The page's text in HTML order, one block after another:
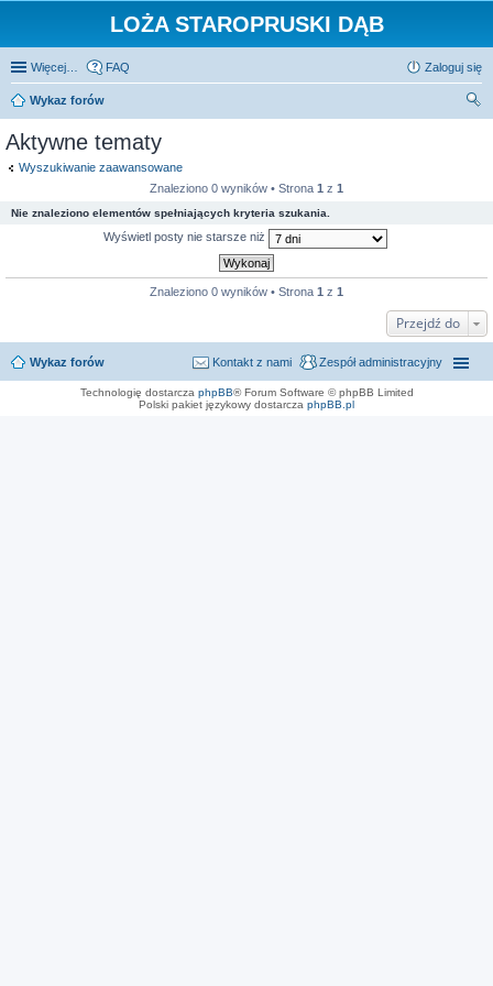
LOŻA STAROPRUSKI DĄB
Więcej… FAQ Zaloguj się
Wykaz forów
Aktywne tematy
Wyszukiwanie zaawansowane
Znaleziono 0 wyników • Strona 1 z 1
Nie znaleziono elementów spełniających kryteria szukania.
Wyświetl posty nie starsze niż
Znaleziono 0 wyników • Strona 1 z 1
Przejdź do
Wykaz forów Zespół administracyjny
Kontakt z nami
Technologię dostarcza phpBB® Forum Software © phpBB Limited
Polski pakiet językowy dostarcza phpBB.pl